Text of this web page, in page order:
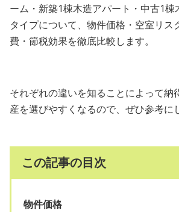
ーム・新築1棟木造アパート・中古1
タイプについて、物件価格・空室リス
費・節税効果を徹底比較します。
それぞれの違いを知ることによって納
産を選びやすくなるので、ぜひ参考に
この記事の目次
物件価格